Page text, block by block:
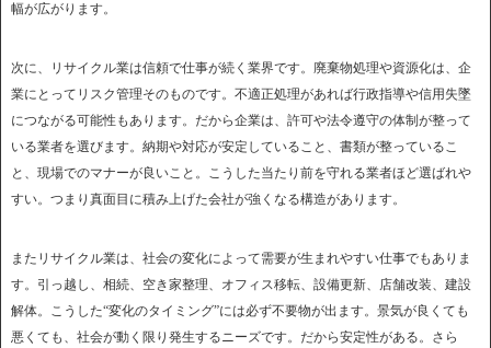
幅が広がります。
次に、リサイクル業は信頼で仕事が続く業界です。廃棄物処理や資源化は、企
業にとってリスク管理そのものです。不適正処理があれば行政指導や信用失墜
につながる可能性もあります。だから企業は、許可や法令遵守の体制が整って
いる業者を選びます。納期や対応が安定していること、書類が整っているこ
と、現場でのマナーが良いこと。こうした当たり前を守れる業者ほど選ばれや
すい。つまり真面目に積み上げた会社が強くなる構造があります。
またリサイクル業は、社会の変化によって需要が生まれやすい仕事でもありま
す。引っ越し、相続、空き家整理、オフィス移転、設備更新、店舗改装、建設
解体。こうした“変化のタイミング”には必ず不要物が出ます。景気が良くても
悪くても、社会が動く限り発生するニーズです。だから安定性がある。さら